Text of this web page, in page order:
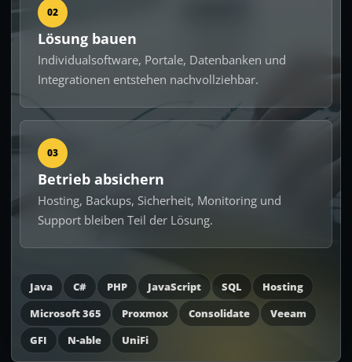
02
Lösung bauen
Individualsoftware, Portale, Datenbanken und
Integrationen entstehen nachvollziehbar.
03
Betrieb absichern
Hosting, Backups, Sicherheit, Monitoring und
Support bleiben Teil der Lösung.
Java C# PHP JavaScript SQL
Hosting
Microsoft 365
Proxmox Consolidate
Veeam
GFI
N-able UniFi